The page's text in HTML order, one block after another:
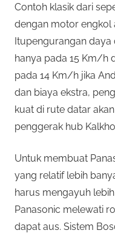
Contoh klasik dari
dengan motor engkol
Itupengurangan
hanya pada 15 Km/h
pada 14 Km/h jika
dan biaya ekstra,
kuat di rute datar
penggerak hub
Untuk membuat
yang relatif lebih
harus mengayuh
Panasonic melewati
dapat aus. Sistem